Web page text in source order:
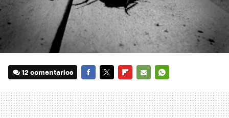
12 comentarios
MAIL